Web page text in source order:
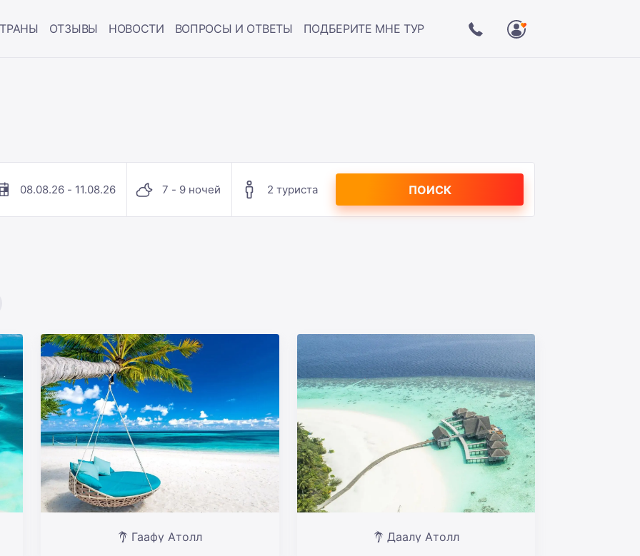
ОТЗЫВЫ НОВОСТИ ВОПРОСЫ И ОТВЕТЫ ПОДБЕРИТЕ МНЕ ТУР
08.08.26 - 11.08.26 7 - 9 ночей 2 туриста ПОИСК
Гаафу Атолл Даалу Атолл